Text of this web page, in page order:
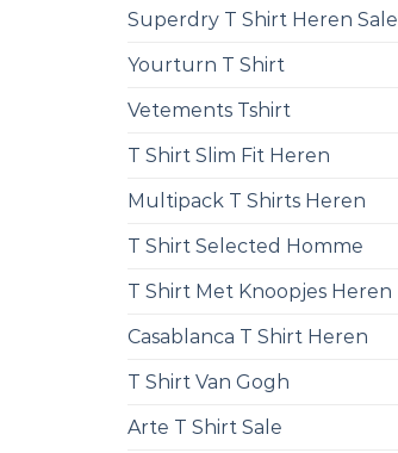
Superdry T Shirt Heren Sale
Yourturn T Shirt
Vetements Tshirt
T Shirt Slim Fit Heren
Multipack T Shirts Heren
T Shirt Selected Homme
T Shirt Met Knoopjes Heren
Casablanca T Shirt Heren
T Shirt Van Gogh
Arte T Shirt Sale